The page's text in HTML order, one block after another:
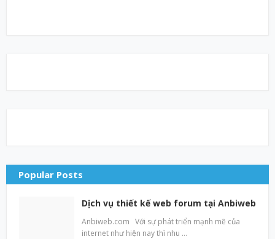
Popular Posts
Dịch vụ thiết kế web forum tại Anbiweb
Anbiweb.com Với sự phát triển mạnh mẽ của
internet như hiện nay thì nhu …